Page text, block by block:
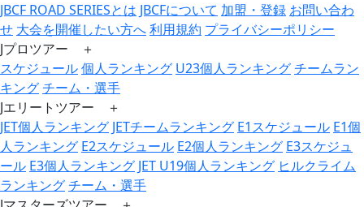
JBCF ROAD SERIESとは JBCFについて 加盟・登録 お問い合わ
せ 大会を開催したい方へ利用規約 プライバシーポリシー
Jプロツアー ＋
スケジュール個人ランキング U23個人ランキングチームラン
キングチーム・選手
Jエリートツアー ＋
JET個人ランキング JETチームランキング E1スケジュール E1個
人ランキング E2スケジュール E2個人ランキング E3スケジュ
ール E3個人ランキング JET U19個人ランキング ヒルクライム
ランキングチーム・選手